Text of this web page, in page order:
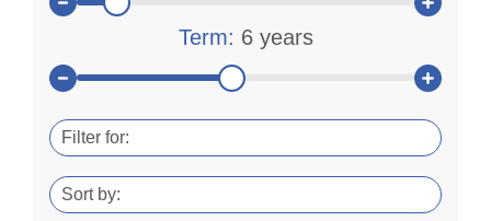
Term: 6 years
Filter for:
Sort by: